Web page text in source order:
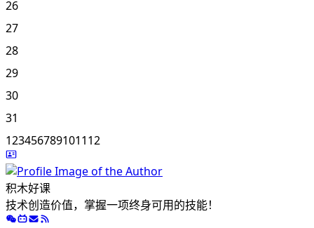
26
27
28
29
30
31
123456789101112
积木好课
技术创造价值，掌握一项终身可用的技能！